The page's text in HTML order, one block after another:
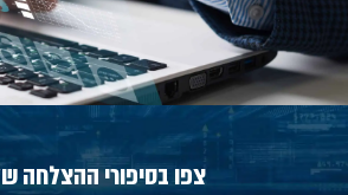
צפו בסיפורי ההצלחה